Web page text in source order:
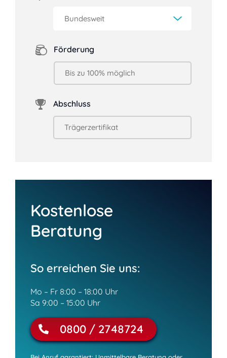
Förderung
Abschluss
Kostenlose
Beratung
So erreichen Sie uns:
Mo – Fr 8:00 – 18:00 Uhr
Sa 9:00 – 15:00 Uhr
0800 / 2748724